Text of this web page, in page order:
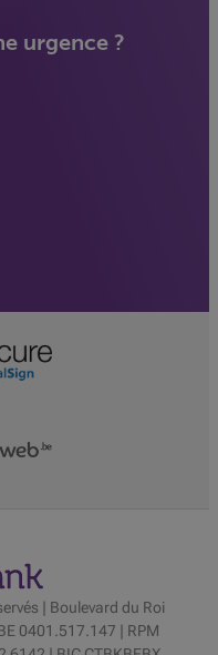
urgence ?
| Boulevard du Roi
0401.517.147 | RPM